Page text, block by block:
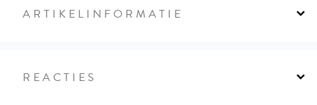
ARTIKELINFORMATIE
REACTIES